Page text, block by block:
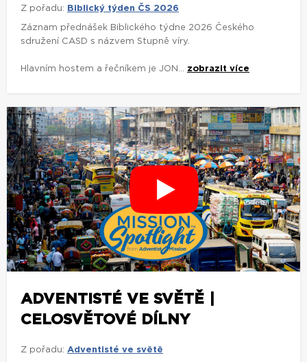
Z pořadu: Biblický týden ČS 2026
Záznam přednášek Biblického týdne 2026 Českého
sdružení CASD s názvem Stupně víry.
Hlavním hostem a řečníkem je JON... zobrazit více
ADVENTISTÉ VE SVĚTĚ |
CELOSVĚTOVÉ DÍLNY
Z pořadu: Adventisté ve světě